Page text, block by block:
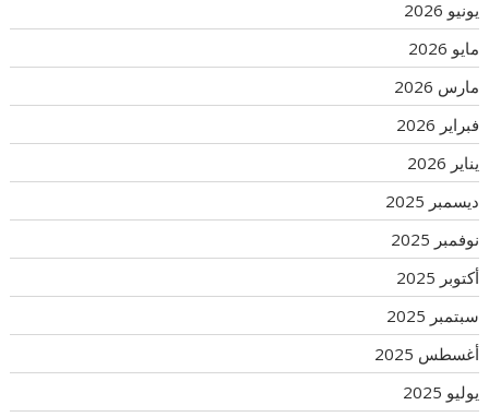
يونيو 2026
مايو 2026
مارس 2026
فبراير 2026
يناير 2026
ديسمبر 2025
نوفمبر 2025
أكتوبر 2025
سبتمبر 2025
أغسطس 2025
يوليو 2025